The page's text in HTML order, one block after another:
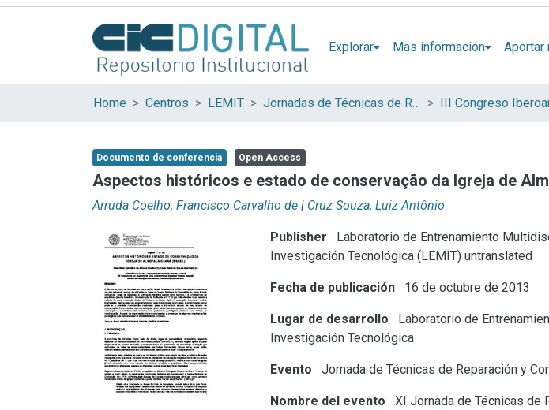
Explorar Mas información Aportar
Home Centros LEMIT Jornadas de Técnicas de Reparación y Conservación del Patrimonio (COIBRECOPA)
Documento de conferencia Open Access
Aspectos históricos e estado de conservação da Igreja de
Arruda Coelho, Francisco Carvalho de | Cruz Souza, Luiz Antônio
Publisher
Laboratorio de Entrenamiento
Investigación Tecnológica (LEMIT) untranslated
Fecha de publicación 16 de octubre de 2013
Lugar de desarrollo
Laboratorio de
Investigación Tecnológica
Evento Jornada de Técnicas de Reparación y
Nombre del evento
XI Jornada de Técnicas de